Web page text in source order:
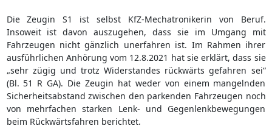
Die Zeugin S1 ist selbst KfZ-Mechatronikerin von Beruf.
Insoweit ist davon auszugehen, dass sie im Umgang mit
Fahrzeugen nicht gänzlich unerfahren ist. Im Rahmen ihrer
ausführlichen Anhörung vom 12.8.2021 hat sie erklärt, dass sie
„sehr zügig und trotz Widerstandes rückwärts gefahren sei“
(Bl. 51 R GA). Die Zeugin hat weder von einem mangelnden
Sicherheitsabstand zwischen den parkenden Fahrzeugen noch
von mehrfachen starken Lenk- und Gegenlenkbewegungen
beim Rückwärtsfahren berichtet.